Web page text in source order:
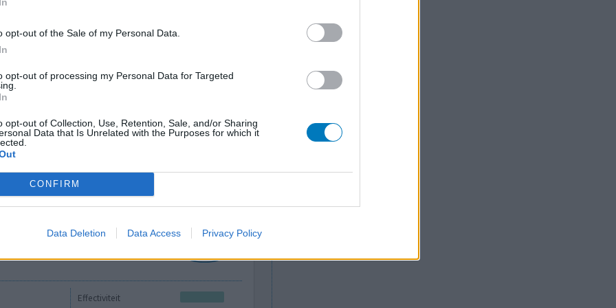
opt-out of the Sale of my Personal Data.
opt-out of processing my Personal Data for Targeted
opt-out of Collection, Use, Retention, Sale, and/or Sharing
Data that Is Unrelated with the Purposes for which it
CONFIRM
Data Deletion Data Access Privacy Policy
Effectiviteit
Bijwerkingen
ik lees
Effectiviteit